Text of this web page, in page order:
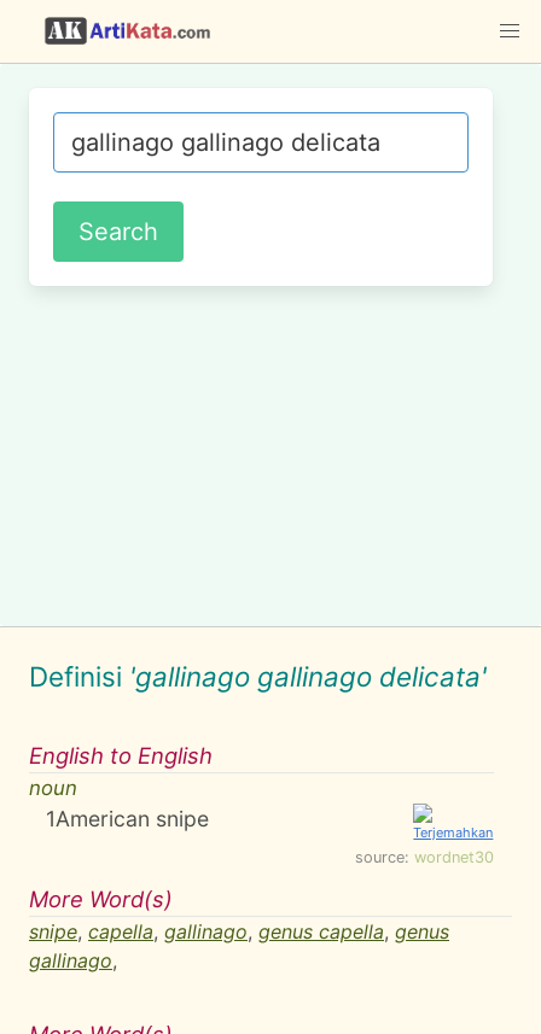
Definisi 'gallinago gallinago delicata'
English to English
noun
1American snipe
source: wordnet30
More Word(s)
snipe, capella, gallinago, genus capella, genus
gallinago,